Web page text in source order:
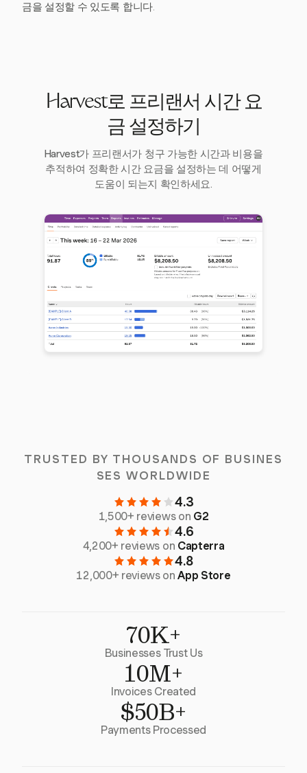
금을 설정할 수 있도록 합니다.
Harvest로 프리랜서 시간 요
금 설정하기
Harvest가 프리랜서가 청구 가능한 시간과 비용을
추적하여 정확한 시간 요금을 설정하는 데 어떻게
도움이 되는지 확인하세요.
TRUSTED BY THOUSANDS OF BUSINES
SES WORLDWIDE
4.3
1,500+ reviews on G2
4.6
4,200+ reviews on Capterra
4.8
12,000+ reviews onApp Store
70K+
Businesses Trust Us
10M+
Invoices Created
$50B+
Payments Processed